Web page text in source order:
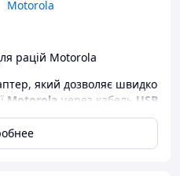
Motorola
рацій Motorola
який дозволяє швидко
Motorola через кабель USB
дизайну легко
що робить його
в польових умовах.